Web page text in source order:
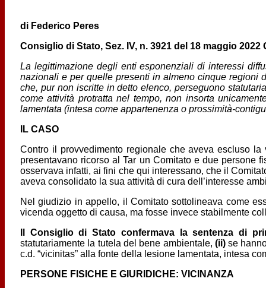
di Federico Peres
Consiglio di Stato, Sez. IV, n. 3921 del 18 maggio
La legittimazione degli enti esponenziali di interessi
nazionali e per quelle presenti in almeno cinque regioni
che, pur non iscritte in detto elenco, perseguono
come attività protratta nel tempo, non insorta
lamentata (intesa come appartenenza o prossimità-
IL CASO
Contro il provvedimento regionale che aveva escluso
presentavano ricorso al Tar un Comitato e due persone
osservava infatti, ai fini che qui interessano, che il
aveva consolidato la sua attività di cura dell’interesse
Nel giudizio in appello, il Comitato sottolineava come
vicenda oggetto di causa, ma fosse invece stabilmente
Il Consiglio di Stato confermava la sentenza di
statutariamente la tutela del bene ambientale, (ii)se
c.d. “vicinitas” alla fonte della lesione lamentata, intesa
PERSONE FISICHE E GIURIDICHE: VICINANZA